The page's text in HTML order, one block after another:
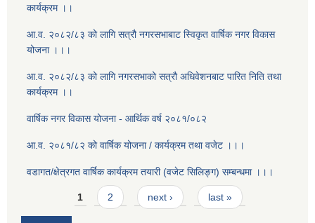
कार्यक्रम ।।
आ.व. २०८२/८३ को लागि सत्रौ नगरसभाबाट स्विकृत वार्षिक नगर विकास
योजना ।।।
आ.व. २०८२/८३ को लागि नगरसभाको सत्रौ अधिवेशनबाट पारित निति तथा
कार्यक्रम ।।
वार्षिक नगर विकास योजना - आर्थिक वर्ष २०८१/०८२
आ.व. २०८१/८२ को वार्षिक योजना / कार्यक्रम तथा वजेट ।।।
वडागत/क्षेत्रगत वार्षिक कार्यक्रम तयारी (वजेट सिलिङ्ग) सम्बन्धमा ।।।
Pages1 2 next › last »